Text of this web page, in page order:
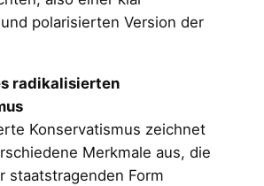
polarisierten Version der
radikalisierten
Konservatismus zeichnet
Merkmale aus, die
staatstragenden Form